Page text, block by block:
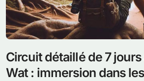
Circuit détaillé de 7
Wat : immersion dans